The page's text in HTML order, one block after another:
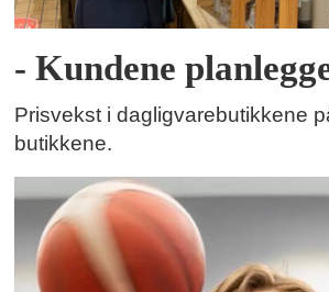
- Kundene
Prisvekst i dagligvarebutikkene
butikkene.